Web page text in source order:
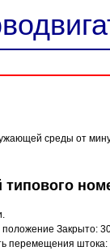
среды от
Закрыто:
перемещения